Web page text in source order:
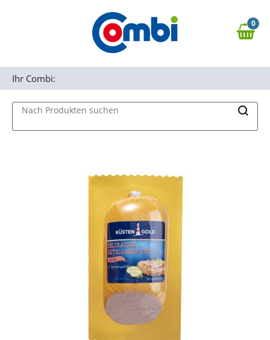
Zur Navigation springen
0,00 €
0
Nach Produkten suchen
Ihr Combi: